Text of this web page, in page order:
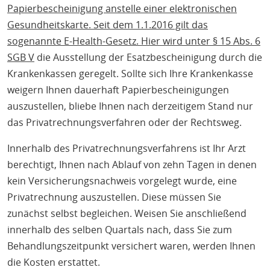
Papierbescheinigung anstelle einer elektronischen
Gesundheitskarte. Seit dem 1.1.2016 gilt das
sogenannte E-Health-Gesetz. Hier wird unter § 15 Abs. 6
SGB V die Ausstellung der Esatzbescheinigung durch die
Krankenkassen geregelt. Sollte sich Ihre Krankenkasse
weigern Ihnen dauerhaft Papierbescheinigungen
auszustellen, bliebe Ihnen nach derzeitigem Stand nur
das Privatrechnungsverfahren oder der Rechtsweg.
Innerhalb des Privatrechnungsverfahrens ist Ihr Arzt
berechtigt, Ihnen nach Ablauf von zehn Tagen in denen
kein Versicherungsnachweis vorgelegt wurde, eine
Privatrechnung auszustellen. Diese müssen Sie
zunächst selbst begleichen. Weisen Sie anschließend
innerhalb des selben Quartals nach, dass Sie zum
Behandlungszeitpunkt versichert waren, werden Ihnen
die Kosten erstattet.